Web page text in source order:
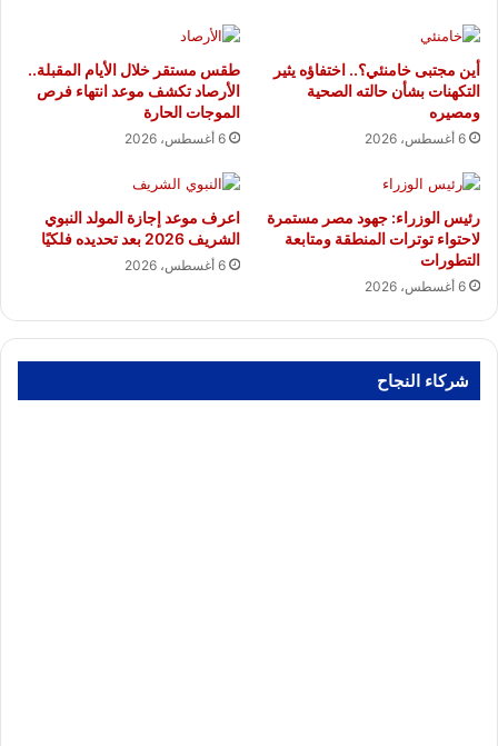
أين مجتبى خامنئي؟.. اختفاؤه يثير
التكهنات بشأن حالته الصحية
ومصيره
6 أغسطس، 2026
طقس مستقر خلال الأيام المقبلة..
الأرصاد تكشف موعد انتهاء فرص
الموجات الحارة
6 أغسطس، 2026
رئيس الوزراء: جهود مصر مستمرة
لاحتواء توترات المنطقة ومتابعة
التطورات
6 أغسطس، 2026
اعرف موعد إجازة المولد النبوي
الشريف 2026 بعد تحديده فلكيًا
6 أغسطس، 2026
شركاء النجاح